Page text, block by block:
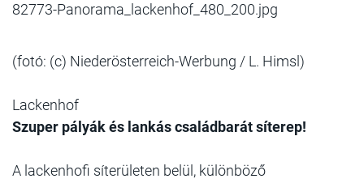
82773-Panorama_lackenhof_480_200.jpg
(fotó: (c) Niederösterreich-Werbung / L. Himsl)
Lackenhof
Szuper pályák és lankás családbarát síterep!
A lackenhofi síterületen belül, különböző